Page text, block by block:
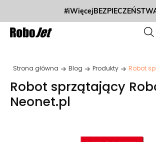
Strona główna Blog Produkty Robot
Robot sprzątający
Neonet.pl